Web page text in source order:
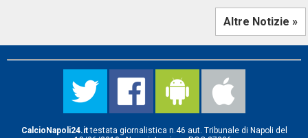
Altre Notizie »
CalcioNapoli24.ittestata giornalistica n.46 aut. Tribunale di Napoli del